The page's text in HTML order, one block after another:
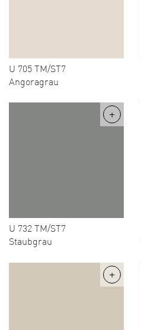
U 705 TM/ST7
Angoragrau
U 732 TM/ST7
Staubgrau